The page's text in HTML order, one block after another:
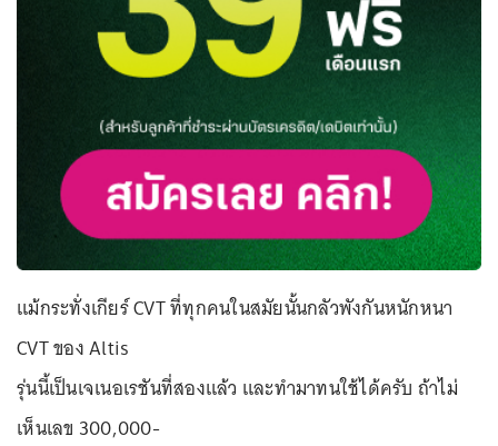
แม้กระทั่งเกียร์ CVT ที่ทุกคนในสมัยนั้นกลัวพังกันหนักหนา
CVT ของ Altis
รุ่นนี้เป็นเจเนอเรชันที่สองแล้ว และทำมาทนใช้ได้ครับ ถ้าไม่
เห็นเลข 300,000-